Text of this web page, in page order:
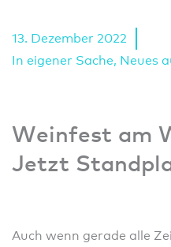
13. Dezember 2022
In eigener Sache, Neues
Weinfest am
Jetzt
Auch wenn gerade alle